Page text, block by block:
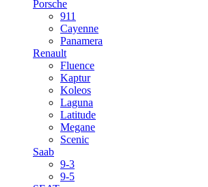
Porsche
911
Cayenne
Panamera
Renault
Fluence
Kaptur
Koleos
Laguna
Latitude
Megane
Scenic
Saab
9-3
9-5